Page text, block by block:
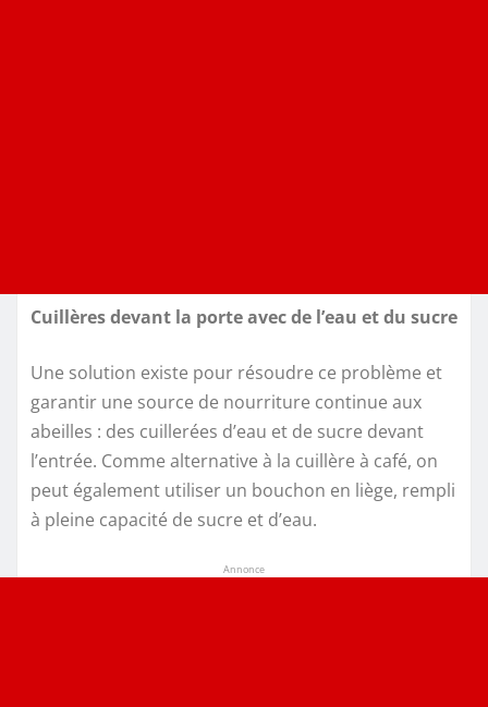
Cuillères devant la porte avec de l’eau et du sucre
Une solution existe pour résoudre ce problème et
garantir une source de nourriture continue aux
abeilles : des cuillerées d’eau et de sucre devant
l’entrée. Comme alternative à la cuillère à café, on
peut également utiliser un bouchon en liège, rempli
à pleine capacité de sucre et d’eau.
Annonce